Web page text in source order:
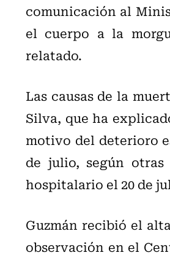
comunicación al
el cuerpo a la
relatado.
Las causas de la
Silva, que ha
motivo del deterioro
de julio, según
hospitalario el 20 de
Guzmán recibió el
observación en el